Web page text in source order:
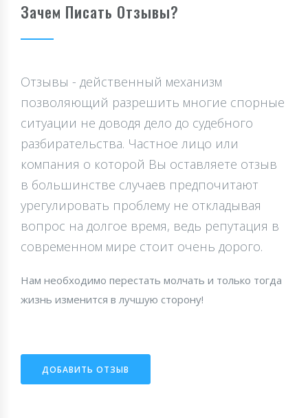
Зачем Писать Отзывы?
Отзывы - действенный механизм
позволяющий разрешить многие спорные
ситуации не доводя дело до судебного
разбирательства. Частное лицо или
компания о которой Вы оставляете отзыв
в большинстве случаев предпочитают
урегулировать проблему не откладывая
вопрос на долгое время, ведь репутация в
современном мире стоит очень дорого.
Нам необходимо перестать молчать и только тогда
жизнь изменится в лучшую сторону!
ДОБАВИТЬ ОТЗЫВ